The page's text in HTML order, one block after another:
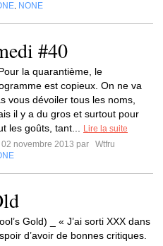
NONE
#40
Pour la quarantième, le
est copieux. On ne va
vous dévoiler tous les noms,
il y a du gros et surtout pour
les goûts, tant...
Lire la suite
02 novembre 2013 par
Wtfru
Gold) _ « J’ai sorti XXX dans
d’avoir de bonnes critiques.